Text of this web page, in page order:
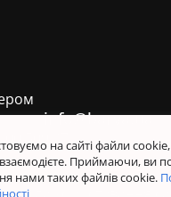
Техпідтримка ТМ
Політика
info@barva.ua
на сайті файли
Приймаючи, ви
нами таких файлів cookie.